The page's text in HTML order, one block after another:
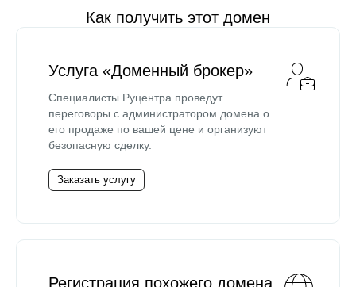
Как получить этот домен
Услуга «Доменный брокер»
Специалисты Руцентра проведут
переговоры с администратором домена о
его продаже по вашей цене и организуют
безопасную сделку.
Заказать услугу
Регистрация похожего домена